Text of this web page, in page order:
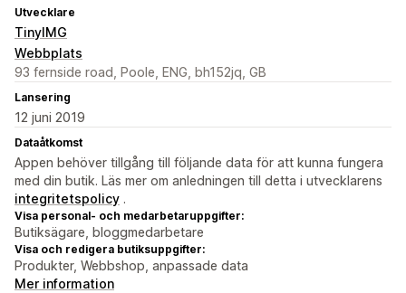
Utvecklare
TinyIMG
Webbplats
93 fernside road, Poole, ENG, bh152jq, GB
Lansering
12 juni 2019
Dataåtkomst
Appen behöver tillgång till följande data för att kunna fungera
med din butik. Läs mer om anledningen till detta i utvecklarens
integritetspolicy .
Visa personal- och medarbetaruppgifter:
Butiksägare, bloggmedarbetare
Visa och redigera butiksuppgifter:
Produkter, Webbshop, anpassade data
Mer information